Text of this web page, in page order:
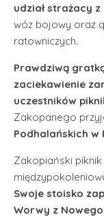
udział strażacy z
wóz bojowy oraz
ratowniczych.
Prawdziwą
zaciekawienie
uczestników
Zakopanego
Podhalańskich w
Zakopiański
Swoje stoisko
Worwy z